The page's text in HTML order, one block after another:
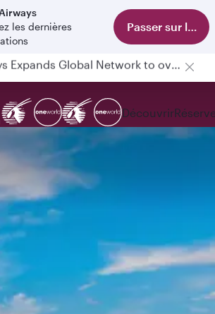
les dernières
Passer sur
Passengers flying between Doha and Auckland on QR914 and QR915
Découvrir